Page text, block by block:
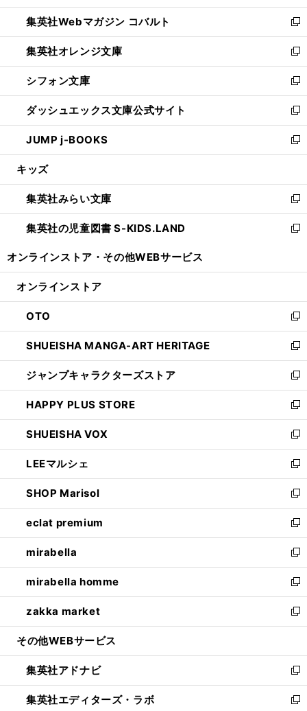
開
く
ウ
で
開
く
ン
ド
ウ
で
開
く
ウ
ィ
ン
ド
ウ
で
開
く
集英社Webマガジン コバルト
新
し
い
ウ
ィ
ン
ド
ウ
で
開
集英社オレンジ文庫
新
し
い
ウ
ィ
ン
ド
ウ
開
く
シフォン文庫
新
し
い
ウ
ィ
ン
ウ
で
開
く
ダッシュエックス文庫公式サイト
新
し
い
ウ
ン
ド
ウ
で
JUMP j-BOOKS
新
し
ウ
ィ
ン
ド
開
キッズ
集英社みらい文庫
新
し
い
ン
ウ
で
開
く
集英社の児童図書 S-KIDS.LAND
新
ウ
ン
ド
ウ
で
開
く
オンラインストア・ その他WEBサービス
オンラインストア
OTO
新
し
い
ウ
ィ
ン
ド
ウ
で
開
く
SHUEISHA MANGA-ART HERITAGE
新
し
い
ウ
ィ
ン
ド
ウ
で
開
く
ジャンプキャラクターズストア
新
し
い
ウ
ィ
ン
ド
ウ
で
開
く
HAPPY PLUS STORE
新
し
い
ウ
ィ
ン
ド
ウ
で
開
く
SHUEISHA VOX
新
し
い
ウ
ィ
ン
ド
ウ
で
開
く
LEEマルシェ
新
し
い
ウ
ィ
ン
ド
ウ
で
開
く
SHOP Marisol
新
し
い
ウ
ィ
ン
ド
ウ
で
開
eclat premium
新
し
い
ウ
ィ
ン
ド
ウ
開
く
mirabella
新
し
い
ウ
ィ
ン
ウ
で
開
く
mirabella homme
新
し
い
ウ
ン
ド
ウ
で
zakka market
新
し
ウ
ィ
ン
ド
その他WEBサービス
集英社アドナビ
新
し
い
集英社エディターズ・ラボ 新